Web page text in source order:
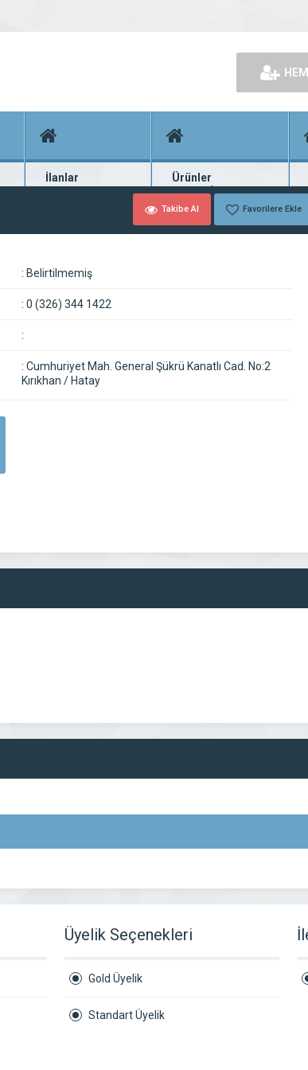
İlanlar
Güncel seri ilanlar
Ürünler
Binlerce firma ürünü
Takibe Al Favorilere Ekle
: Belirtilmemiş
: 0 (326) 344 1422
:
: Cumhuriyet Mah. General Şükrü Kanatlı Cad. No:2
Kırıkhan / Hatay
Üyelik Seçenekleri
Gold Üyelik
Standart Üyelik